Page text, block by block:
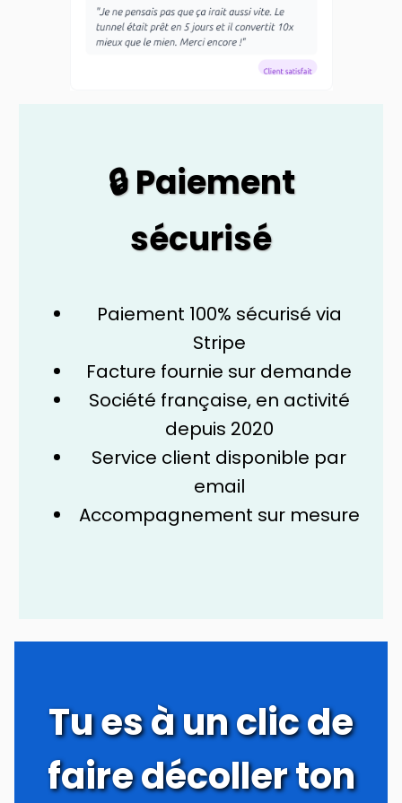
🔒 Paiement
sécurisé
Paiement 100% sécurisé via
Stripe
Facture fournie sur demande
Société française, en activité
depuis 2020
Service client disponible par
email
Accompagnement sur mesure
Tu es à un clic de
faire décoller ton